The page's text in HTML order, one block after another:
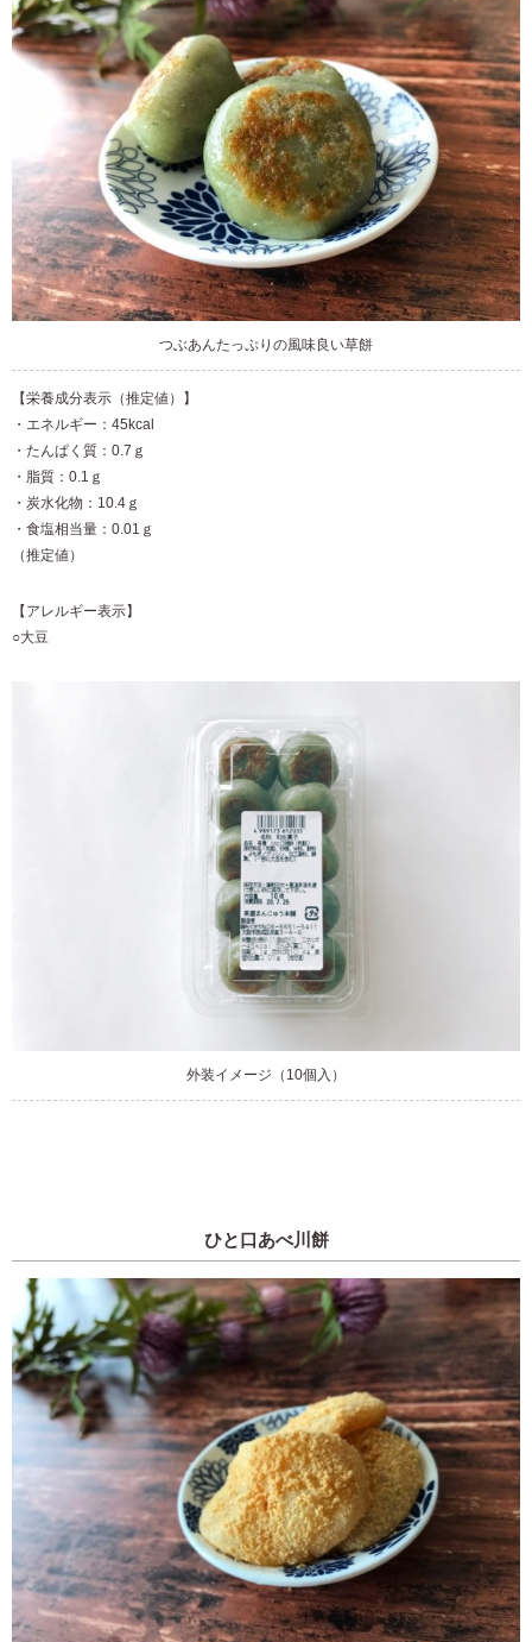
つぶあんたっぷりの風味良い草餅
【栄養成分表示（推定値）】
・エネルギー：45kcal
・たんぱく質：0.7ｇ
・脂質：0.1ｇ
・炭水化物：10.4ｇ
・食塩相当量：0.01ｇ
（推定値）
【アレルギー表示】
○大豆
外装イメージ（10個入）
ひと口あべ川餅